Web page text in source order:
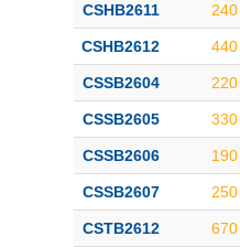
CSHB2611 240
CSHB2612 440
CSSB2604 220
CSSB2605 330
CSSB2606 190
CSSB2607 250
CSTB2612 670